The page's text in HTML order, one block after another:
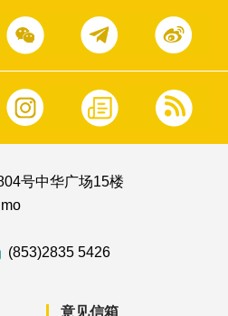
号中华广场15楼
(853)2835 5426
意见信箱